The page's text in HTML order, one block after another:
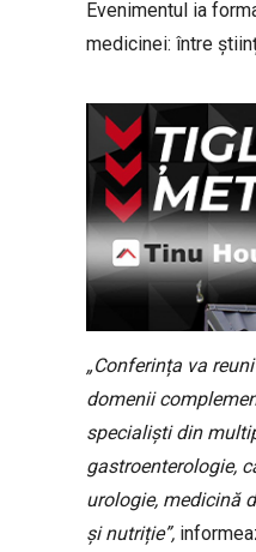
Evenimentul ia
medicinei: între
„Conferința va
domenii
specialiști din
gastroenterologie,
urologie, medicină
și nutriție”,